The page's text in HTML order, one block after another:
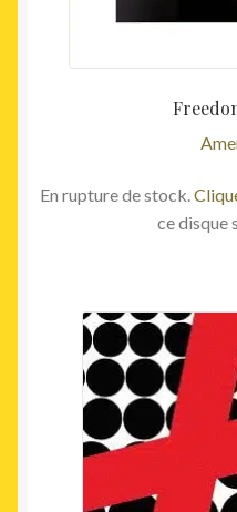
En rupture de stock.
ce disque